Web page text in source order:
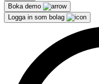
Boka demo
Logga in som bolag